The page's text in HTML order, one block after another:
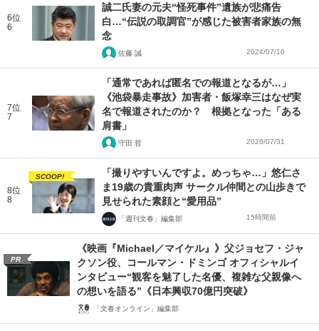
6位
6
誠二氏妻の元夫“怪死事件”遺族が悲痛告
白…“伝説の取調官”が感じた被害者家族の無
念
佐藤 誠 2024/07/10
7位
7
「通常であれば匿名での報道となるが…」
《池袋暴走事故》加害者・飯塚幸三はなぜ実
名で報道されたのか？ 根拠となった「ある
肩書」
守田 哲 2026/07/31
8位
8
SCOOP!
「撮りやすいんですよ。めっちゃ…」悠仁さ
ま19歳の貴重肉声 サークル仲間との山歩きで
見せられた素顔と“愛用品”
「週刊文春」編集部 15時間前
PR
《映画『Michael／マイケル』》父ジョセフ・ジャ
クソン役、コールマン・ドミンゴ オフィシャルイ
ンタビュー“観客を魅了した名優、複雑な父親像へ
の想いを語る”《日本興収70億円突破》
「文春オンライン」編集部